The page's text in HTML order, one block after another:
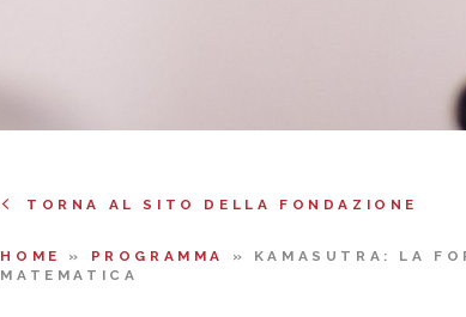
TORNA AL SITO DELLA FONDAZIONE
HOME » PROGRAMMA » KAMASUTRA: LA
MATEMATICA